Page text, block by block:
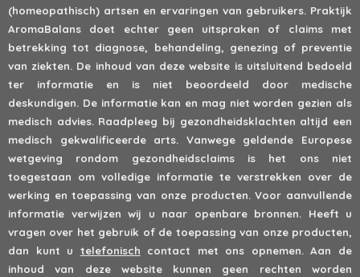
(homeopathisch) artsen en ervaringen van gebruikers. Praktijk
AromaBalans doet echter geen uitspraken of claims met
betrekking tot diagnose, behandeling, genezing of preventie
van ziekten. De inhoud van deze website is uitsluitend bedoeld
ter informatie en is niet beoordeeld door medische
deskundigen. De informatie kan en mag niet worden gezien als
medisch advies. Raadpleeg bij gezondheidsklachten altijd een
medisch gekwalificeerde arts. Vanwege geldende Europese
wetgeving rondom gezondheidsclaims is het ons niet
toegestaan om volledige informatie te verstrekken over de
werking en toepassing van onze producten. Voor aanvullende
informatie verwijzen wij u naar openbare bronnen. Heeft u
vragen over het gebruik of de toepassing van onze producten,
dan kunt u telefonisch contact met ons opnemen. Aan de
inhoud van deze website kunnen geen rechten worden